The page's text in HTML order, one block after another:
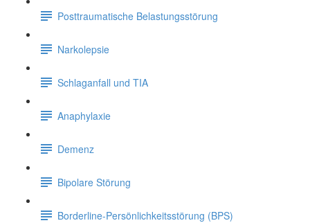
Posttraumatische Belastungsstörung
Narkolepsie
Schlaganfall und TIA
Anaphylaxie
Demenz
Bipolare Störung
Borderline-Persönlichkeitsstörung (BPS)